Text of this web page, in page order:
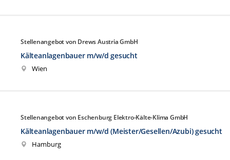
Stellenangebot von Drews Austria GmbH
Kälteanlagenbauer m/w/d gesucht
Wien
Stellenangebot von Eschenburg Elektro-Kälte-Klima GmbH
Kälteanlagenbauer m/w/d (Meister/Gesellen/Azubi) gesucht
Hamburg